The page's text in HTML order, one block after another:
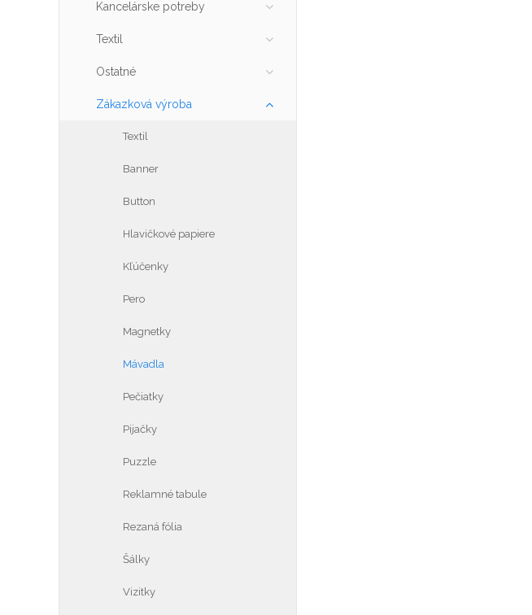
Kancelárske potreby
Textil
Ostatné
Zákazková výroba
Textil
Banner
Button
Hlavičkové papiere
Kľúčenky
Pero
Magnetky
Mávadla
Pečiatky
Pijačky
Puzzle
Reklamné tabule
Rezaná fólia
Šálky
Vizitky